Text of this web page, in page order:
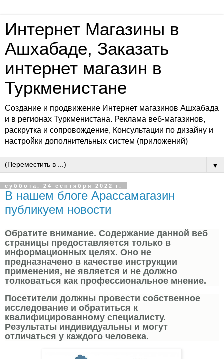
Интернет Магазины в
Ашхабаде, Заказать
интернет магазин в
Туркменистане
Создание и продвижение Интернет магазинов Ашхабада
и в регионах Туркменистана. Реклама веб-магазинов,
раскрутка и сопровождение, Консультации по дизайну и
настройки дополнительных систем (приложений)
▼
суббота, 24 сентября 2022 г.
В нашем блоге Арассамагазин
публикуем новости
Обратите внимание. Содержание данной веб
страницы предоставляется только в
информационных целях. Оно не
предназначено в качестве инструкции
применения, не является и не должно
толковаться как профессиональное мнение.
Посетители должны провести собственное
исследование и обратиться к
квалифицированному специалисту.
Результаты индивидуальны и могут
отличаться у каждого человека.